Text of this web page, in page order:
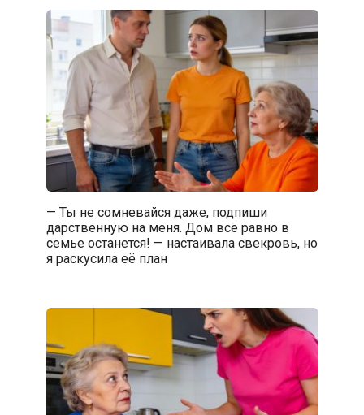
— Ты не сомневайся даже, подпиши
дарственную на меня. Дом всё равно в
семье останется! — настаивала свекровь, но
я раскусила её план